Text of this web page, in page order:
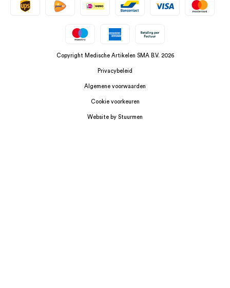
Copyright Medische Artikelen SMA B.V. 2026
Privacybeleid
Algemene voorwaarden
Cookie voorkeuren
Website by Stuurmen